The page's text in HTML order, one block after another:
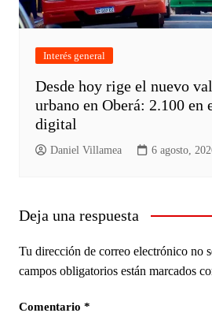
Interés general
Desde hoy rige el nuevo
urbano en Oberá: 2.100 en
digital
Daniel Villamea 6 agosto,
Deja una respuesta
Tu dirección de correo electrónico no
campos obligatorios están marcados
Comentario *